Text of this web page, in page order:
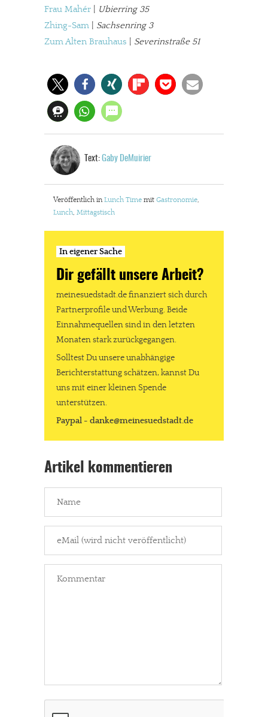
kannst Du uns mit einer kleinen Spende unterstützen.
JETZT SPENDEN Schon erledigt!
Frau Mahér
Ubierring 35
Zhing-Sam
Sachsenring 3
Zum Alten Brauhaus
Severinstraße 51
Text: Gaby DeMuirier
Veröffentlich in Lunch Time mit Gastronomie,
Lunch, Mittagstisch
In eigener Sache
Dir gefällt unsere Arbeit?
meinesuedstadt.de finanziert sich durch
Partnerprofile und Werbung. Beide
Einnahmequellen sind in den letzten
Monaten stark zurückgegangen.
Solltest Du unsere unabhängige
Berichterstattung schätzen, kannst Du
uns mit einer kleinen Spende
unterstützen.
Paypal - danke@meinesuedstadt.de
Artikel kommentieren